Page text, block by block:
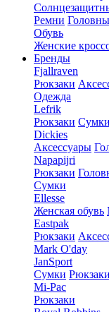
Ремни
Обувь
Женские
Бренды
Fjallraven
Рюкзаки
Одежда
Lefrik
Рюкзаки Сумки
Dickies
Аксессуары
Napapijri
Рюкзаки
Сумки
Ellesse
Женская обувь
Eastpak
Рюкзаки
Mark O'day
JanSport
Сумки Рюкзаки
Mi-Pac
Рюкзаки